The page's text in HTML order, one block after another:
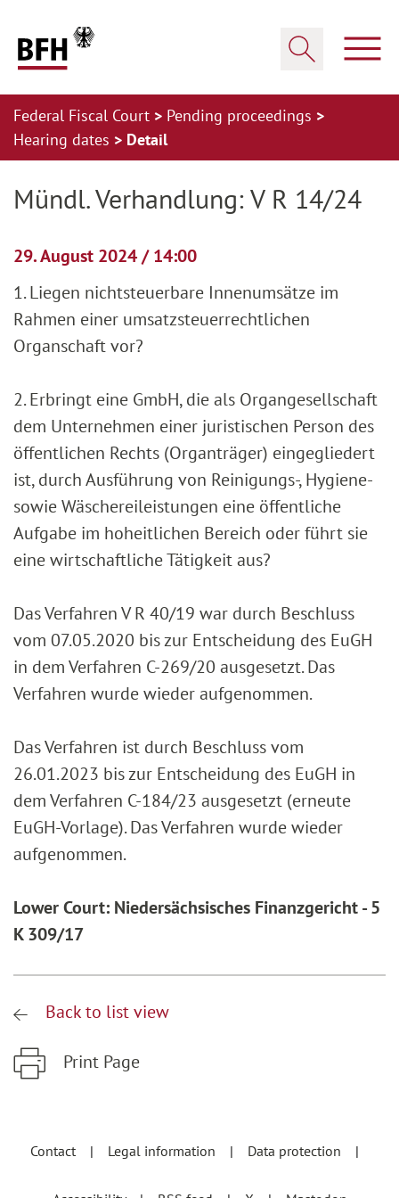
Federal Fiscal Court
Pending proceedings
Hearing dates
Detail
Mündl. Verhandlung: V R 14/24
29. August 2024 / 14:00
1. Liegen nichtsteuerbare Innenumsätze im
Rahmen einer umsatzsteuerrechtlichen
Organschaft vor?
2. Erbringt eine GmbH, die als Organgesellschaft
dem Unternehmen einer juristischen Person des
öffentlichen Rechts (Organträger) eingegliedert
ist, durch Ausführung von Reinigungs-, Hygiene-
sowie Wäschereileistungen eine öffentliche
Aufgabe im hoheitlichen Bereich oder führt sie
eine wirtschaftliche Tätigkeit aus?
Das Verfahren V R 40/19 war durch Beschluss
vom 07.05.2020 bis zur Entscheidung des EuGH
in dem Verfahren C-269/20 ausgesetzt. Das
Verfahren wurde wieder aufgenommen.
Das Verfahren ist durch Beschluss vom
26.01.2023 bis zur Entscheidung des EuGH in
dem Verfahren C-184/23 ausgesetzt (erneute
EuGH-Vorlage). Das Verfahren wurde wieder
aufgenommen.
Lower Court: Niedersächsisches Finanzgericht - 5
K 309/17
Back to list view
Print Page
Contact
Legal information Data protection